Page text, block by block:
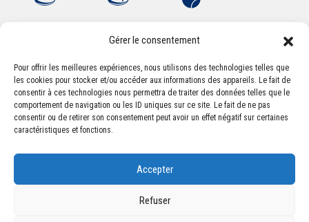
Gérer le consentement
Pour offrir les meilleures expériences, nous utilisons des technologies telles que
les cookies pour stocker et/ou accéder aux informations des appareils. Le fait de
consentir à ces technologies nous permettra de traiter des données telles que le
comportement de navigation ou les ID uniques sur ce site. Le fait de ne pas
consentir ou de retirer son consentement peut avoir un effet négatif sur certaines
caractéristiques et fonctions.
Accepter
Refuser
Association Sportive Montferrandaise
84, boulevard Léon Jouhaux
CS 80221 - 63021 Clermont-Ferrand Cedex 2
accueil@asm-omnisports.com